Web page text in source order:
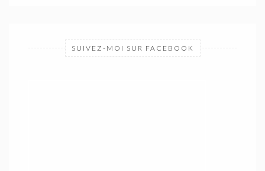
SUIVEZ-MOI SUR FACEBOOK